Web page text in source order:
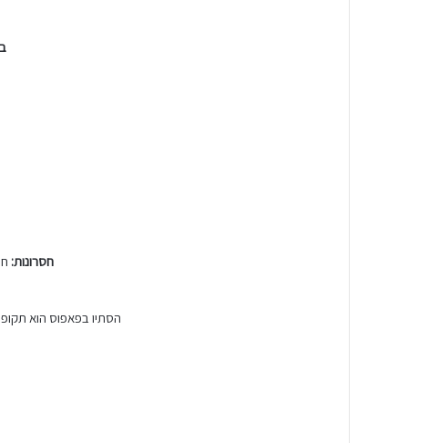
חסרונות:
הסתיו בפאפוס הוא